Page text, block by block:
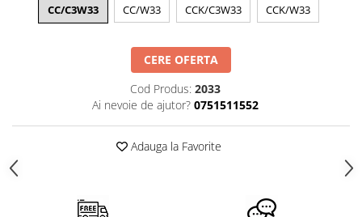
CC/C3W33 CC/W33 CCK/C3W33 CCK/W33
CERE OFERTA
Cod Produs: 2033
Ai nevoie de ajutor? 0751511552
Adauga la Favorite